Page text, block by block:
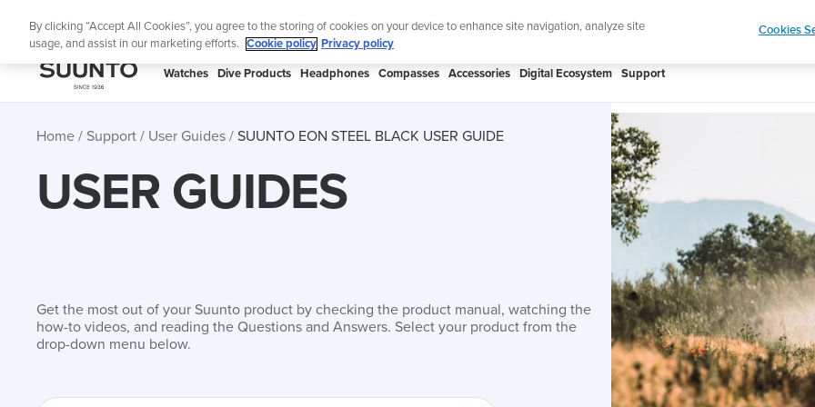
Lightweight sports watch designed for runners Shop
SUUNTO
Watches Dive Products Headphones Compasses Accessories Digital Ecosystem Support
Home Support User Guides SUUNTO EON STEEL BLACK USER GUIDE
USER GUIDES
Get the most out of your Suunto product by checking the product manual, watching the
how-to videos, and reading the Questions and Answers. Select your product from the
drop-down menu below.
By clicking “Accept All Cookies”, you agree to the storing of cookies on your device to enhance site navigation, analyze site
usage, and assist in our marketing efforts.
Cookie policy Privacy policy
Cookies